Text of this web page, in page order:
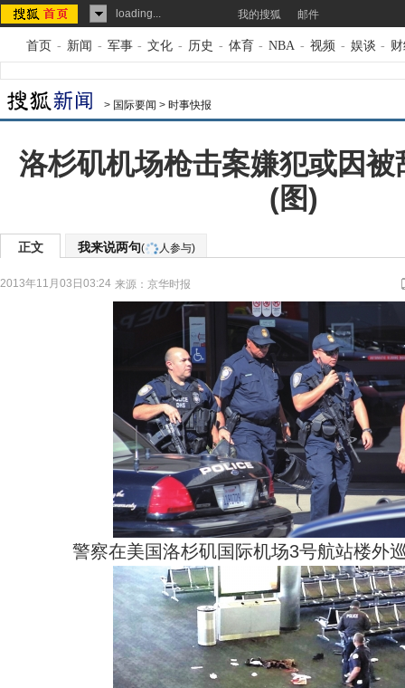
loading... 我的搜狐 邮件
首页 - 新闻 - 军事 - 文化 - 历史 - 体育 - NBA - 视频 - 娱谈 -
> 国际要闻 > 时事快报
洛杉矶机场枪击案嫌犯或因被
(图)
正文 我来说两句( 人参与)
2013年11月03日03:24 来源： 京华时报
警察在美国洛杉矶国际机场3号航站楼外